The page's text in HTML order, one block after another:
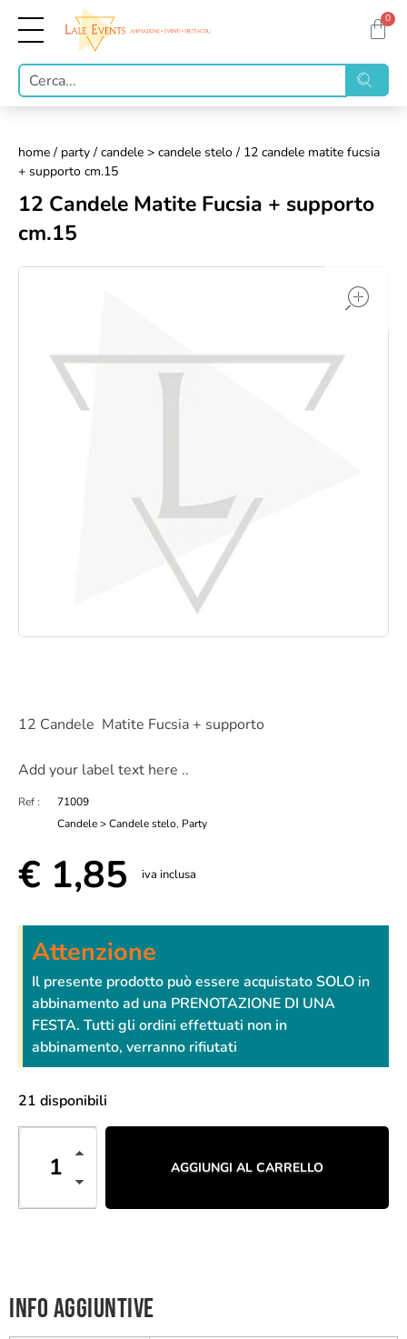
0
home / party / candele > candele stelo / 12 candele matite fucsia
+ supporto cm.15
12 Candele Matite Fucsia + supporto
cm.15
12 Candele Matite Fucsia + supporto
Add your label text here ..
Ref :
71009
Candele > Candele stelo, Party
€ 1,85 iva inclusa
Attenzione
Il presente prodotto può essere acquistato SOLO in
abbinamento ad una PRENOTAZIONE DI UNA
FESTA. Tutti gli ordini effettuati non in
abbinamento, verranno rifiutati
21 disponibili
AGGIUNGI AL CARRELLO
Info aggiuntive